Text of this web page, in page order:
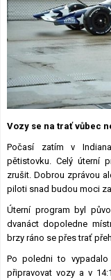
Vozy se na trať vůbec
Počasí zatím v
pětistovku. Celý úterní
zrušit. Dobrou zprávou
piloti snad budou moci
Úterní program byl
dvanáct dopoledne
brzy ráno se přes trať
Po poledni to
připravovat vozy a v